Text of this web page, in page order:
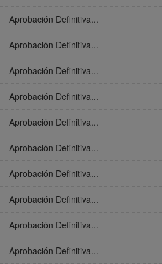
Aprobación Definitiva...
Aprobación Definitiva...
Aprobación Definitiva...
Aprobación Definitiva...
Aprobación Definitiva...
Aprobación Definitiva...
Aprobación Definitiva...
Aprobación Definitiva...
Aprobación Definitiva...
Aprobación Definitiva...